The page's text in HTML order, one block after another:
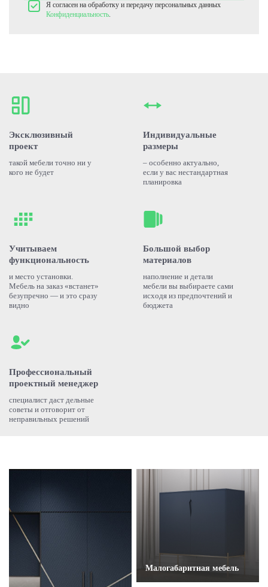
Я согласен на обработку и передачу персональных данных
Конфиденциальность.
Эксклюзивный
проект
такой мебели точно ни у
кого не будет
Индивидуальные
размеры
– особенно актуально,
если у вас нестандартная
планировка
Учитываем
функциональность
и место установки.
Мебель на заказ «встанет»
безупречно — и это сразу
видно
Большой выбор
материалов
наполнение и детали
мебели вы выбираете сами
исходя из предпочтений и
бюджета
Профессиональный
проектный менеджер
специалист даст дельные
советы и отговорит от
неправильных решений
Малогабаритная мебель